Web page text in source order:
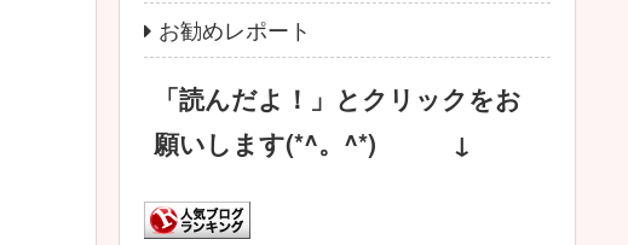
お勧めレポート
「読んだよ！」とクリックをお
願いします(*^。^*) ↓